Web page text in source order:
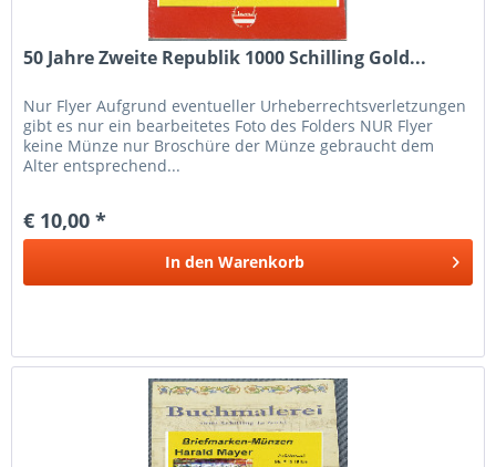
50 Jahre Zweite Republik 1000 Schilling Gold...
Nur Flyer Aufgrund eventueller Urheberrechtsverletzungen
gibt es nur ein bearbeitetes Foto des Folders NUR Flyer
keine Münze nur Broschüre der Münze gebraucht dem
Alter entsprechend...
€ 10,00 *
In den Warenkorb